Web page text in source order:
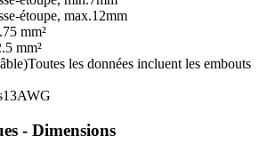
étoupe, max.12mm
mm²
mm²
Toutes les données incluent les embouts
13AWG
- Dimensions